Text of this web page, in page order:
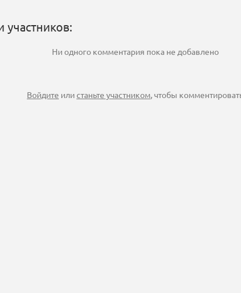
Ни одного комментария пока не добавлено
Войдите илистаньте участником, чтобы